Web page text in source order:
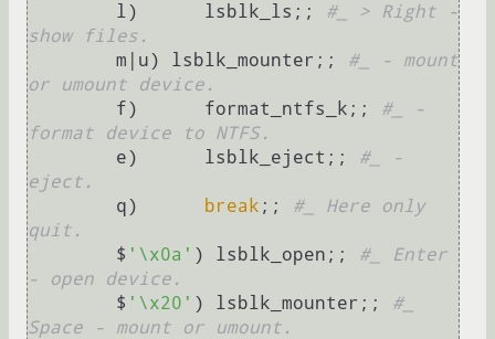
	l)	lsblk_ls;;
#_ > Right -
show files.
	m|u) lsblk_mounter;;
#_ - mount
or umount device.
	f)	format_ntfs_k;;
#_ -
format device to NTFS.
	e)	lsblk_eject;;
#_ -
eject.
break ;; #_ Here only
quit.
	$
'\x0a' ) lsblk_open;; #_ Enter
- open device.
	$
'\x20' ) lsblk_mounter;; #_
Space - mount or umount.